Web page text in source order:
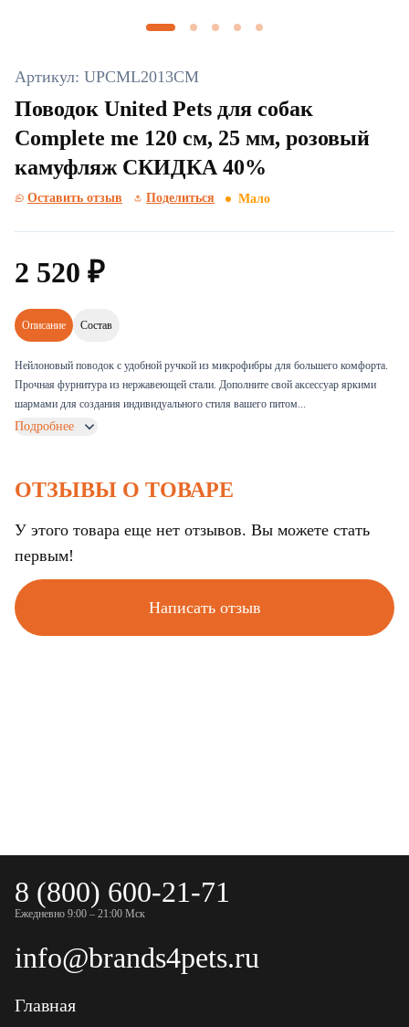
Артикул: UPCML2013CM
Поводок United Pets для собак
Complete me 120 см, 25 мм, розовый
камуфляж СКИДКА 40%
Оставить отзыв Поделиться Мало
2 520 ₽
Описание Состав
Нейлоновый поводок с удобной ручкой из микрофибры для большего комфорта.
Прочная фурнитура из нержавеющей стали. Дополните свой аксессуар яркими
шармами для создания индивидуального стиля вашего питом...
Подробнее
ОТЗЫВЫ О ТОВАРЕ
У этого товара еще нет отзывов. Вы можете стать
первым!
Написать отзыв
8 (800) 600-21-71
Ежедневно 9:00 – 21:00 Мск
info@brands4pets.ru
Главная